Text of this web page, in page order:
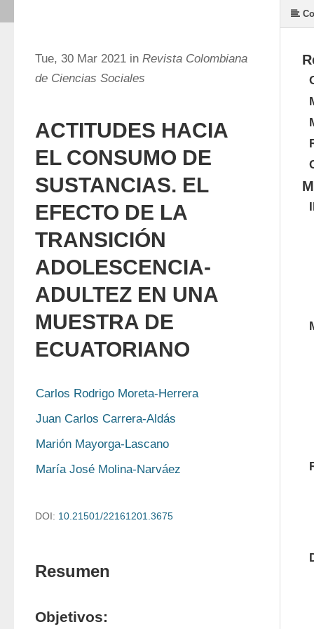
Tue, 30 Mar 2021 in Revista Colombiana
de Ciencias Sociales
ACTITUDES HACIA
EL CONSUMO DE
SUSTANCIAS. EL
EFECTO DE LA
TRANSICIÓN
ADOLESCENCIA-
ADULTEZ EN UNA
MUESTRA DE
ECUATORIANO
Carlos Rodrigo Moreta-Herrera
Juan Carlos Carrera-Aldás
Marión Mayorga-Lascano
María José Molina-Narváez
DOI: 10.21501/22161201.3675
Resumen
Objetivos: